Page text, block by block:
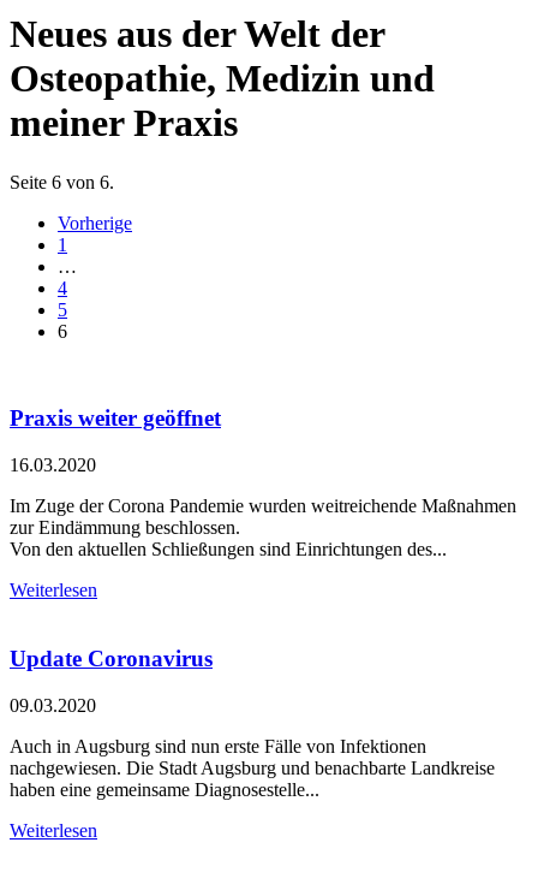
Neues aus der Welt der
Osteopathie, Medizin und
meiner Praxis
Seite 6 von 6.
Vorherige
1
…
4
5
6
Praxis weiter geöffnet
16.03.2020
Im Zuge der Corona Pandemie wurden weitreichende Maßnahmen
zur Eindämmung beschlossen.
Von den aktuellen Schließungen sind Einrichtungen des...
Weiterlesen
Update Coronavirus
09.03.2020
Auch in Augsburg sind nun erste Fälle von Infektionen
nachgewiesen. Die Stadt Augsburg und benachbarte Landkreise
haben eine gemeinsame Diagnosestelle...
Weiterlesen